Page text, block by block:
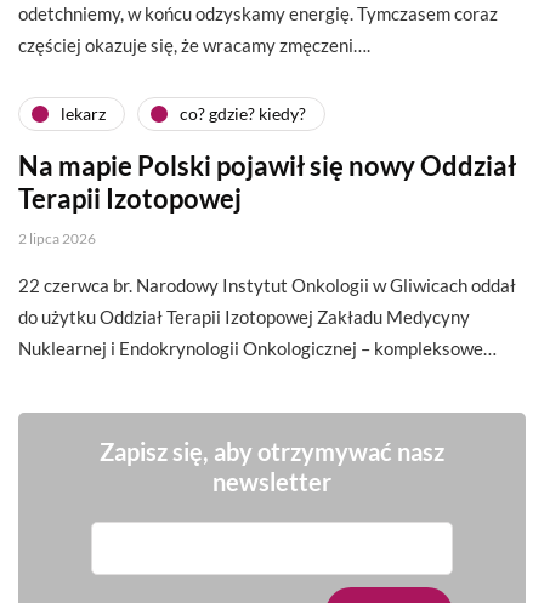
odetchniemy, w końcu odzyskamy energię. Tymczasem coraz
częściej okazuje się, że wracamy zmęczeni….
lekarz co? gdzie? kiedy?
Na mapie Polski pojawił się nowy Oddział
Terapii Izotopowej
2 lipca 2026
22 czerwca br. Narodowy Instytut Onkologii w Gliwicach oddał
do użytku Oddział Terapii Izotopowej Zakładu Medycyny
Nuklearnej i Endokrynologii Onkologicznej – kompleksowe…
Zapisz się, aby otrzymywać nasz
newsletter